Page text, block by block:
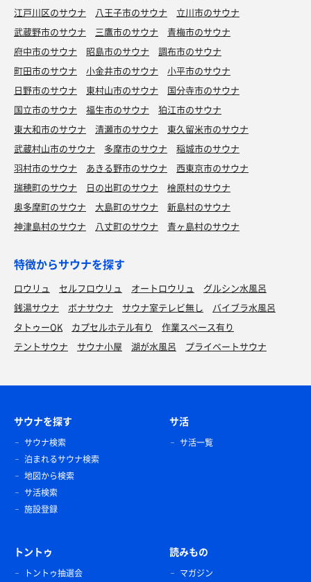
江戸川区のサウナ
八王子市のサウナ
立川市のサウナ
武蔵野市のサウナ
三鷹市のサウナ
青梅市のサウナ
府中市のサウナ
昭島市のサウナ
調布市のサウナ
町田市のサウナ
小金井市のサウナ
小平市のサウナ
日野市のサウナ
東村山市のサウナ
国分寺市のサウナ
国立市のサウナ
福生市のサウナ
狛江市のサウナ
東大和市のサウナ
清瀬市のサウナ
東久留米市のサウナ
武蔵村山市のサウナ
多摩市のサウナ
稲城市のサウナ
羽村市のサウナ
あきる野市のサウナ
西東京市のサウナ
瑞穂町のサウナ
日の出町のサウナ
檜原村のサウナ
奥多摩町のサウナ
大島町のサウナ
新島村のサウナ
神津島村のサウナ
八丈町のサウナ 青ヶ島村のサウナ
特徴からサウナを探す
ロウリュ セルフロウリュ オートロウリュ
グルシン水風呂
銭湯サウナ
ボナサウナ サウナ室テレビ無し
バイブラ水風呂
タトゥーOK
カプセルホテル有り
作業スペース有り
テントサウナ
サウナ小屋 湖が水風呂 プライベートサウナ
サウナを探す
サウナ検索
泊まれるサウナ検索
地図から検索
サ活検索
施設登録
サ活
サ活一覧
トントゥ
トントゥ抽選会
読みもの
マガジン